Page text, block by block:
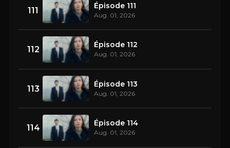
111 Épisode 111
Aug. 01, 2026
112 Épisode 112
Aug. 01, 2026
113 Épisode 113
Aug. 01, 2026
114 Épisode 114
Aug. 01, 2026